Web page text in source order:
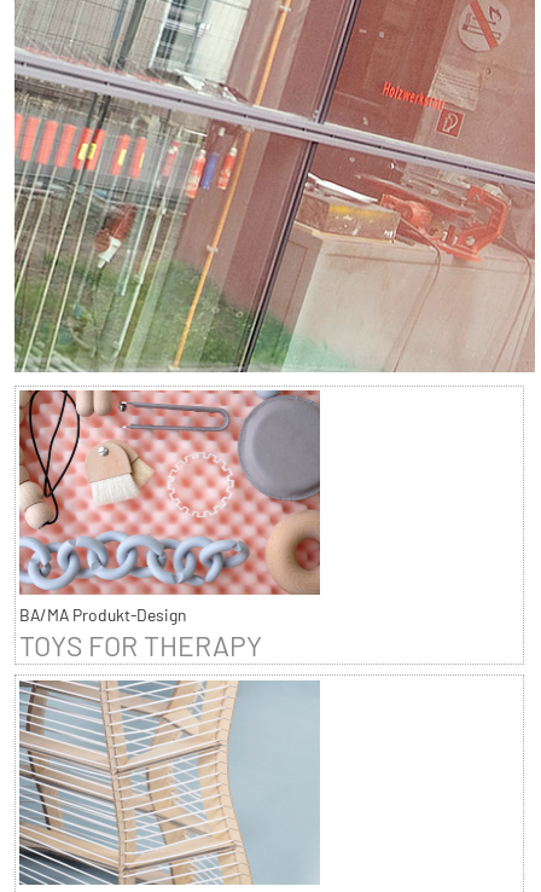
BA/MA Produkt-Design
TOYS FOR THERAPY